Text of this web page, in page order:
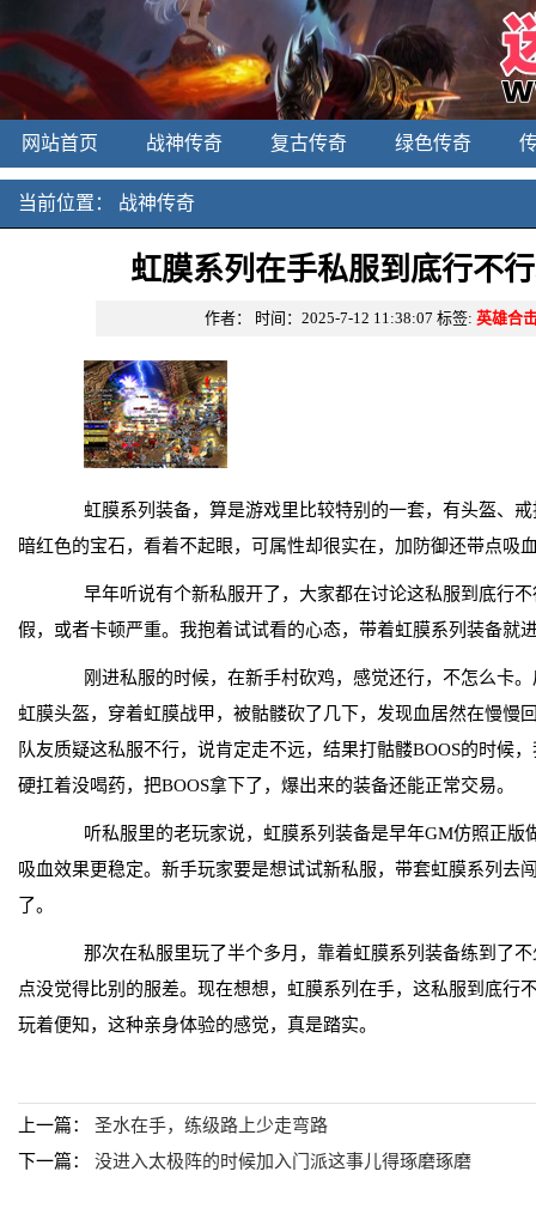
网站首页 战神传奇 复古传奇 绿色传奇
当前位置： 战神传奇
虹膜系列在手私服到底行不
作者： 时间：2025-7-12 11:38:07 标签: 英雄合
虹膜系列装备，算是游戏里比较特别的一套，有头盔、戒
暗红色的宝石，看着不起眼，可属性却很实在，加防御还带点吸
早年听说有个新私服开了，大家都在讨论这私服到底行不
假，或者卡顿严重。我抱着试试看的心态，带着虹膜系列装备就
刚进私服的时候，在新手村砍鸡，感觉还行，不怎么卡。
虹膜头盔，穿着虹膜战甲，被骷髅砍了几下，发现血居然在慢慢
队友质疑这私服不行，说肯定走不远，结果打骷髅BOOS的时候
硬扛着没喝药，把BOOS拿下了，爆出来的装备还能正常交易。
听私服里的老玩家说，虹膜系列装备是早年GM仿照正版
吸血效果更稳定。新手玩家要是想试试新私服，带套虹膜系列去
了。
那次在私服里玩了半个多月，靠着虹膜系列装备练到了不
点没觉得比别的服差。现在想想，虹膜系列在手，这私服到底行
玩着便知，这种亲身体验的感觉，真是踏实。
上一篇： 圣水在手，练级路上少走弯路
下一篇： 没进入太极阵的时候加入门派这事儿得琢磨琢磨